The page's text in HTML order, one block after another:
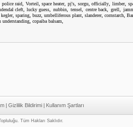
,police raid Vorteil ,space heater,pj's sorgu,officially ,limber,
cleft,lucky guess ,nubbin ,tensel centre back, grell
kegler, sparing buzz umbelliferous plant slanderer, cornstarch
understanding copaiba balsam
| Gizlilik Bildirimi | Kullanım Şartları
Tüm Hakları Saklıdır.